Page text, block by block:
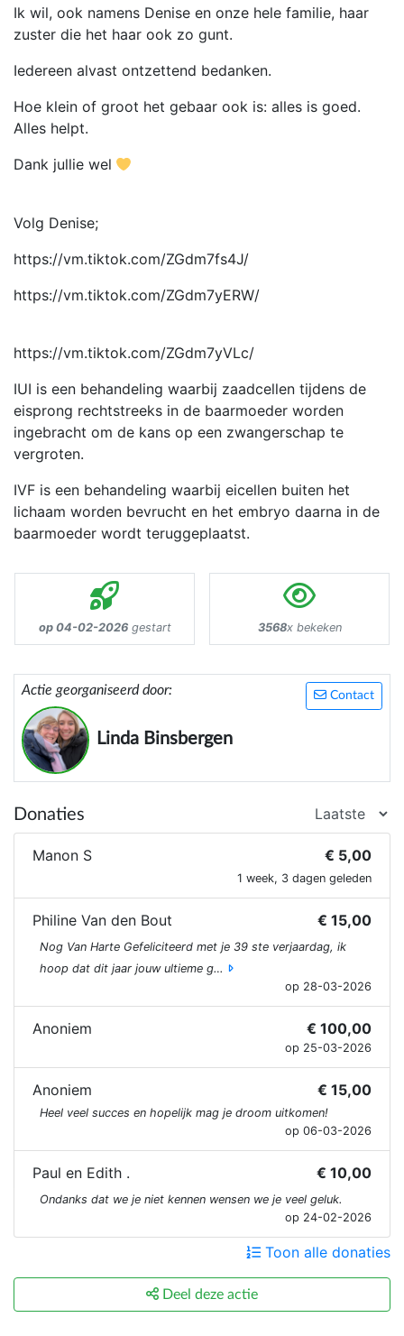
Ik wil, ook namens Denise en onze hele familie, haar
zuster die het haar ook zo gunt.
Iedereen alvast ontzettend bedanken.
Hoe klein of groot het gebaar ook is: alles is goed.
Alles helpt.
Dank jullie wel
Volg Denise;
https://vm.tiktok.com/ZGdm7fs4J/
https://vm.tiktok.com/ZGdm7yERW/
https://vm.tiktok.com/ZGdm7yVLc/
IUI is een behandeling waarbij zaadcellen tijdens de
eisprong rechtstreeks in de baarmoeder worden
ingebracht om de kans op een zwangerschap te
vergroten.
IVF is een behandeling waarbij eicellen buiten het
lichaam worden bevrucht en het embryo daarna in de
baarmoeder wordt teruggeplaatst.
op 04-02-2026gestart 3568x bekeken
Contact
Actie georganiseerd door:
Linda Binsbergen
Donaties
Manon S € 5,00
1 week, 3 dagen geleden
Philine Van den Bout € 15,00
Nog Van Harte Gefeliciteerd met je 39 ste verjaardag, ik
hoop dat dit jaar jouw ultieme g…
op 28-03-2026
Anoniem € 100,00
op 25-03-2026
Anoniem € 15,00
Heel veel succes en hopelijk mag je droom uitkomen!
op 06-03-2026
Paul en Edith . € 10,00
Ondanks dat we je niet kennen wensen we je veel geluk.
op 24-02-2026
Toon alle donaties
Deel deze actie